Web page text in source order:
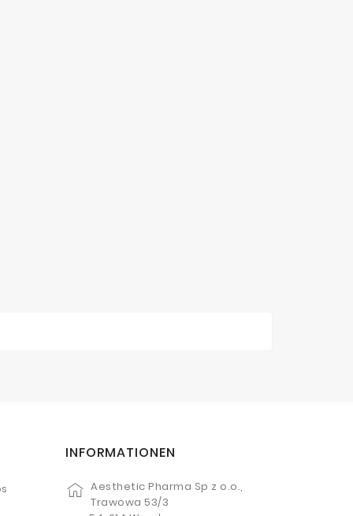
INFORMATIONEN
Aesthetic Pharma Sp z o.o.,
Trawowa 53/3